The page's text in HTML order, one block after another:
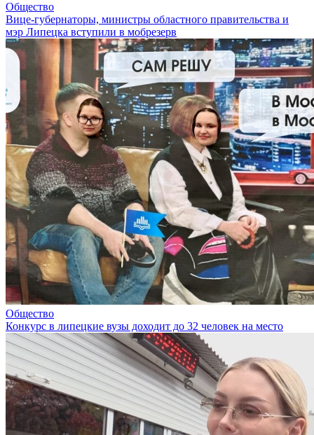
Общество
Вице-губернаторы, министры областного правительства и
мэр Липецка вступили в мобрезерв
Общество
Конкурс в липецкие вузы доходит до 32 человек на место